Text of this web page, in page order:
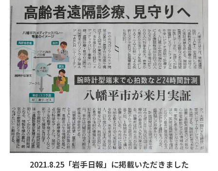
2021.8.25「岩手日報」に掲載いただきました